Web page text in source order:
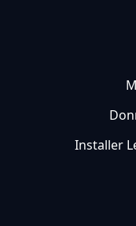
Installer